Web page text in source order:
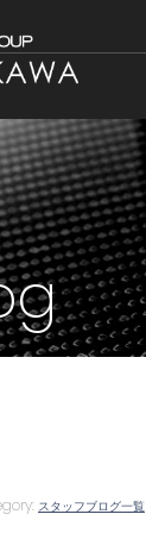
スタッフブログ一覧